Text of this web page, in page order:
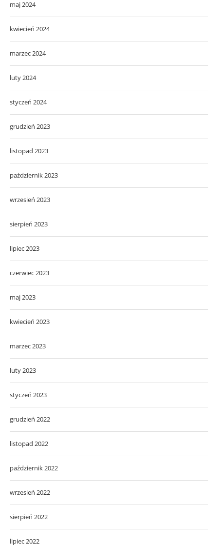
maj 2024
kwiecień 2024
marzec 2024
luty 2024
styczeń 2024
grudzień 2023
listopad 2023
październik 2023
wrzesień 2023
sierpień 2023
lipiec 2023
czerwiec 2023
maj 2023
kwiecień 2023
marzec 2023
luty 2023
styczeń 2023
grudzień 2022
listopad 2022
październik 2022
wrzesień 2022
sierpień 2022
lipiec 2022